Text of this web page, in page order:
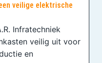
veilige elektrische
Infratechniek
veilig uit voor
en